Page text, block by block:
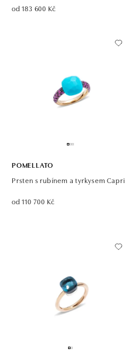
od 183 600 Kč
POMELLATO
Prsten s rubínem a tyrkysem Capri
od 110 700 Kč